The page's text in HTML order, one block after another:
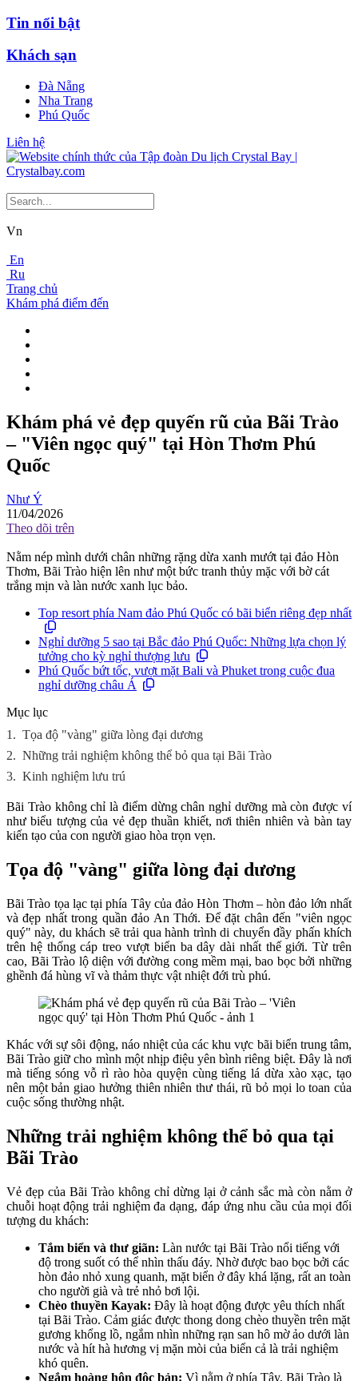
Tin nổi bật
Khách sạn
Đà Nẵng
Nha Trang
Phú Quốc
Liên hệ
Vn
En
Ru
Trang chủ
Khám phá điểm đến
Khám phá vẻ đẹp quyến rũ của Bãi Trào
– "Viên ngọc quý" tại Hòn Thơm Phú
Quốc
Như Ý
11/04/2026
Theo dõi trên
Nằm nép mình dưới chân những rặng dừa xanh mướt tại đảo Hòn
Thơm, Bãi Trào hiện lên như một bức tranh thủy mặc với bờ cát
trắng mịn và làn nước xanh lục bảo.
Top resort phía Nam đảo Phú Quốc có bãi biển riêng đẹp nhất
Nghỉ dưỡng 5 sao tại Bắc đảo Phú Quốc: Những lựa chọn lý
tưởng cho kỳ nghỉ thượng lưu
Phú Quốc bứt tốc, vượt mặt Bali và Phuket trong cuộc đua
nghỉ dưỡng châu Á
Mục lục
1. Tọa độ "vàng" giữa lòng đại dương
2. Những trải nghiệm không thể bỏ qua tại Bãi Trào
3. Kinh nghiệm lưu trú
Bãi Trào không chỉ là điểm dừng chân nghỉ dưỡng mà còn được ví
như biểu tượng của vẻ đẹp thuần khiết, nơi thiên nhiên và bàn tay
kiến tạo của con người giao hòa trọn vẹn.
Tọa độ "vàng" giữa lòng đại dương
Bãi Trào tọa lạc tại phía Tây của đảo Hòn Thơm – hòn đảo lớn nhất
và đẹp nhất trong quần đảo An Thới. Để đặt chân đến "viên ngọc
quý" này, du khách sẽ trải qua hành trình di chuyển đầy phấn khích
trên hệ thống cáp treo vượt biển ba dây dài nhất thế giới. Từ trên
cao, Bãi Trào lộ diện với đường cong mềm mại, bao bọc bởi những
ghềnh đá hùng vĩ và thảm thực vật nhiệt đới trù phú.
Khác với sự sôi động, náo nhiệt của các khu vực bãi biển trung tâm,
Bãi Trào giữ cho mình một nhịp điệu yên bình riêng biệt. Đây là nơi
mà tiếng sóng vỗ rì rào hòa quyện cùng tiếng lá dừa xào xạc, tạo
nên một bản giao hưởng thiên nhiên thư thái, rũ bỏ mọi lo toan của
cuộc sống thường nhật.
Những trải nghiệm không thể bỏ qua tại
Bãi Trào
Vẻ đẹp của Bãi Trào không chỉ dừng lại ở cảnh sắc mà còn nằm ở
chuỗi hoạt động trải nghiệm đa dạng, đáp ứng nhu cầu của mọi đối
tượng du khách:
Tắm biển và thư giãn: Làn nước tại Bãi Trào nổi tiếng với
độ trong suốt có thể nhìn thấu đáy. Nhờ được bao bọc bởi các
hòn đảo nhỏ xung quanh, mặt biển ở đây khá lặng, rất an toàn
cho người già và trẻ nhỏ bơi lội.
Chèo thuyền Kayak: Đây là hoạt động được yêu thích nhất
tại Bãi Trào. Cảm giác được thong dong chèo thuyền trên mặt
gương khổng lồ, ngắm nhìn những rạn san hô mờ ảo dưới làn
nước và hít hà hương vị mặn mòi của biển cả là trải nghiệm
khó quên.
Ngắm hoàng hôn độc bản: Vì nằm ở phía Tây, Bãi Trào là